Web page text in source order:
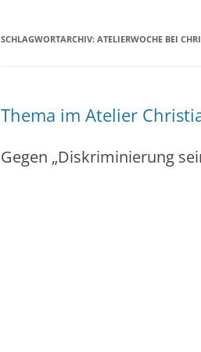
SCHLAGWORTARCHIV: ATELIERWOCHE BEI
Thema im Atelier
Gegen „Diskriminierung